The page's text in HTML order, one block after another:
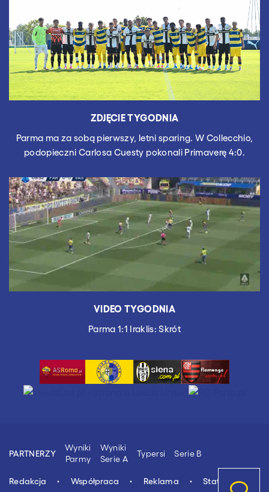
ZDJĘCIE TYGODNIA
Parma ma za sobą pierwszy, letni sparing. W Collecchio,
podopieczni Carlosa Cuesty pokonali Primaverę 4:0.
VIDEO TYGODNIA
Parma 1:1 Iraklis: Skrót
Redakcja Współpraca Reklama Stat.4u.pl
PARTNERZY
Wyniki
Parmy
Wyniki
Serie A
Typersi Serie B